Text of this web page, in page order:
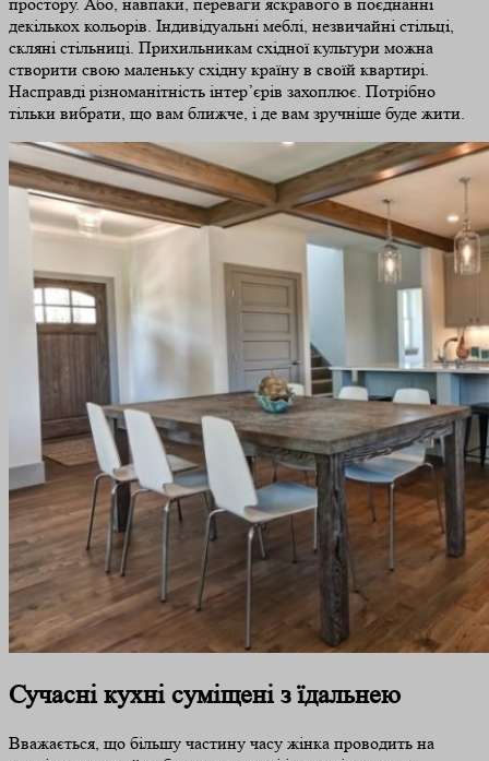
простору. Або, навпаки, переваги яскравого в поєднанні
декількох кольорів. Індивідуальні меблі, незвичайні стільці,
скляні стільниці. Прихильникам східної культури можна
створити свою маленьку східну країну в своїй квартирі.
Насправді різноманітність інтер’єрів захоплює. Потрібно
тільки вибрати, що вам ближче, і де вам зручніше буде жити.
Сучасні кухні суміщені з їдальнею
Вважається, що більшу частину часу жінка проводить на